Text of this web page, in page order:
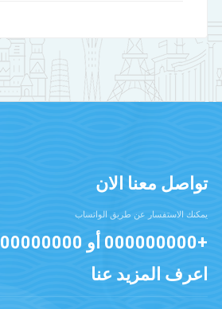
تواصل معنا الان
يمكنك الاستفسار عن طريق الواتساب
+000000000 أو 00000000
اعرف المزيد عنا